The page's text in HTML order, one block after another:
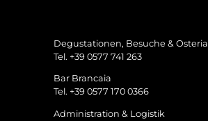
Degustationen, Besuche & Osteria
Tel. +39 0577 741 263
Bar Brancaia
Tel. +39 0577 170 0366
Administration & Logistik